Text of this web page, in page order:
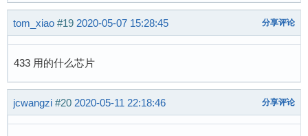
//
tom_xiao #19 2020-05-07 15:28:45 分享评论
433 用的什么芯片
jcwangzi #20 2020-05-11 22:18:46 分享评论